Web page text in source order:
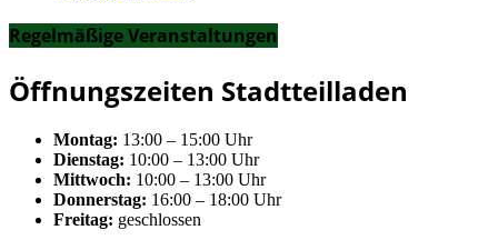
Regelmäßige Veranstaltungen
Öffnungszeiten Stadtteilladen
Montag: 13:00 – 15:00 Uhr
Dienstag: 10:00 – 13:00 Uhr
Mittwoch: 10:00 – 13:00 Uhr
Donnerstag: 16:00 – 18:00 Uhr
Freitag: geschlossen